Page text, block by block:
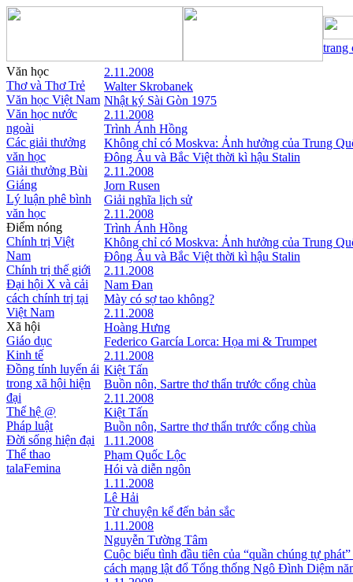
trang
Văn học
Thơ và Thơ Trẻ
Văn học Việt Nam
Văn học nước
ngoài
Các giải thưởng
văn học
Giải thưởng Bùi
Giáng
Lý luận phê bình
văn học
Điểm nóng
Chính trị Việt
Nam
Chính trị thế giới
Đại hội X và cải
cách chính trị tại
Việt Nam
Xã hội
Giáo dục
Kinh tế
Đồng tính luyến ái
trong xã hội hiện
đại
Thế hệ @
Pháp luật
Đời sống hiện đại
Thể thao
talaFemina
2.11.2008
Walter Skrobanek
Nhật ký Sài Gòn 1975
2.11.2008
Trình Ánh Hồng
Không chỉ có Moskva: Ảnh hưởng của Trung
Đông Âu và Bắc Việt thời kì hậu Stalin
2.11.2008
Jorn Rusen
Giải nghĩa lịch sử
2.11.2008
Trình Ánh Hồng
Không chỉ có Moskva: Ảnh hưởng của Trung
Đông Âu và Bắc Việt thời kì hậu Stalin
2.11.2008
Nam Đan
Mày có sợ tao không?
2.11.2008
Hoàng Hưng
Federico García Lorca: Họa mi & Trumpet
2.11.2008
Kiệt Tấn
Buồn nôn, Sartre thơ thẩn trước cổng chùa
2.11.2008
Kiệt Tấn
Buồn nôn, Sartre thơ thẩn trước cổng chùa
1.11.2008
Phạm Quốc Lộc
Hói và diễn ngôn
1.11.2008
Lê Hải
Từ chuyện kể đến bản sắc
1.11.2008
Nguyễn Tường Tâm
Cuộc biểu tình đầu tiên của “quần chúng tự
cách mạng lật đổ Tổng thống Ngô Đình Diệm